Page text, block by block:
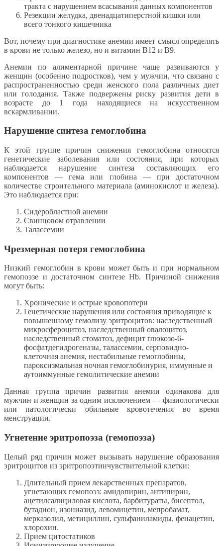
тракта с нарушением всасывания данных компонентов
Резекции желудка, двенадцатиперстной кишки или
всего тонкого кишечника
Вот, почему при диагностике анемии имеет смысл определять
в крови не только железо, но и витамин B12 и B9.
Анемии по алиментарной причине чаще развиваются у
женщин (особенно подростков), чем у мужчин, что связано с
распространенностью среди женского пола различных диет
или голодания. Также подвержены риску развития дети в
возрасте до 1 года находящиеся на искусственном
вскармливании.
Нарушение синтеза гемоглобина
К этой группе причин снижения гемоглобина относятся
генетические заболевания или состояния, при которых
наблюдается нарушение синтеза составляющих его
компонентов — гема или глобина — при достаточном
количестве строительного материала (аминокислот и железа).
Это наблюдается при:
Сидеробластной анемии
Свинцовом отравлении
Талассемии
Чрезмерная потеря гемоглобина
Низкий гемоглобин в крови может быть и при нормальном
гемопоэзе и достаточном синтезе Hb. Причиной снижения
могут быть:
Хронические и острые кровопотери
Генетические нарушения или состояния приводящие к
повышенному гемолизу эритроцитов: наследственный
микросфероцитоз, наследственный овалоцитоз,
наследственный стоматоз, дефицит глюкозо-6-
фосфатдегидрогеназы, талассемии, серповидно-
клеточная анемия, нестабильные гемоглобины,
пароксизмальная ночная гемоглобинурия, иммунные и
аутоиммунные гемолитические анемии
Данная группа причин развития анемии одинакова для
мужчин и женщин за одним исключением — физиологически
или патологически обильные кровотечения во время
менструации.
Угнетение эритропоэза (гемопоэза)
Целый ряд причин может вызывать нарушение образования
эритроцитов из эритропоэтинчувствительной клетки:
Длительный прием лекарственных препаратов,
угнетающих гемопоэз: амидопирин, антипирин,
ацетилсалициловая кислота, барбитураты, бисептол,
бутадион, изониазид, левомицетин, мепробамат,
мерказолил, метициллин, сульфаниламиды, фенацетин,
хлорохин.
Прием цитостатиков